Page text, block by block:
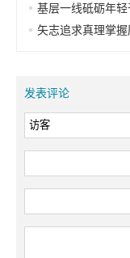
基层一线砥砺年
矢志追求真理掌握历史主
发表评论